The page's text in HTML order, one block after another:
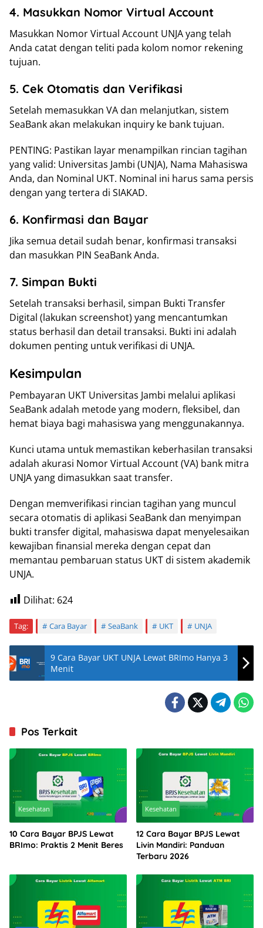
4. Masukkan Nomor Virtual Account
Masukkan Nomor Virtual Account UNJA yang telah
Anda catat dengan teliti pada kolom nomor rekening
tujuan.
5. Cek Otomatis dan Verifikasi
Setelah memasukkan VA dan melanjutkan, sistem
SeaBank akan melakukan inquiry ke bank tujuan.
PENTING: Pastikan layar menampilkan rincian tagihan
yang valid: Universitas Jambi (UNJA), Nama Mahasiswa
Anda, dan Nominal UKT. Nominal ini harus sama persis
dengan yang tertera di SIAKAD.
6. Konfirmasi dan Bayar
Jika semua detail sudah benar, konfirmasi transaksi
dan masukkan PIN SeaBank Anda.
7. Simpan Bukti
Setelah transaksi berhasil, simpan Bukti Transfer
Digital (lakukan screenshot) yang mencantumkan
status berhasil dan detail transaksi. Bukti ini adalah
dokumen penting untuk verifikasi di UNJA.
Kesimpulan
Pembayaran UKT Universitas Jambi melalui aplikasi
SeaBank adalah metode yang modern, fleksibel, dan
hemat biaya bagi mahasiswa yang menggunakannya.
Kunci utama untuk memastikan keberhasilan transaksi
adalah akurasi Nomor Virtual Account (VA) bank mitra
UNJA yang dimasukkan saat transfer.
Dengan memverifikasi rincian tagihan yang muncul
secara otomatis di aplikasi SeaBank dan menyimpan
bukti transfer digital, mahasiswa dapat menyelesaikan
kewajiban finansial mereka dengan cepat dan
memantau pembaruan status UKT di sistem akademik
UNJA.
Dilihat: 624
Tag: Cara Bayar SeaBank UKT UNJA
9 Cara Bayar UKT UNJA Lewat BRImo Hanya 3
Menit
Pos Terkait
Kesehatan
10 Cara Bayar BPJS Lewat
BRImo: Praktis 2 Menit Beres
Kesehatan
12 Cara Bayar BPJS Lewat
Livin Mandiri: Panduan
Terbaru 2026